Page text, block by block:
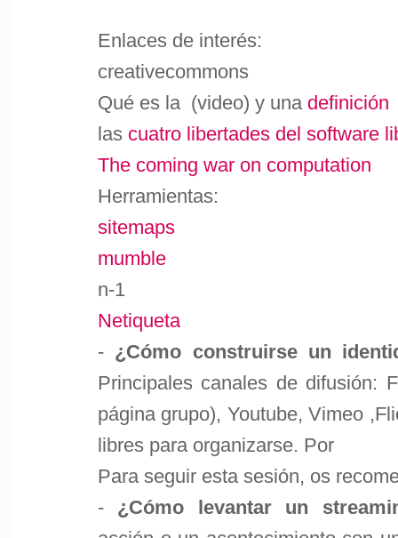
Enlaces de interés:
creativecommons
Qué es la (video) y una definición
las cuatro libertades del software
The coming war on computation
Herramientas:
sitemaps
mumble
n-1
Netiqueta
- ¿Cómo construirse un
Principales canales de difusión:
página grupo), Youtube, Vimeo
libres para organizarse. Por
Para seguir esta sesión, os
- ¿Cómo levantar un